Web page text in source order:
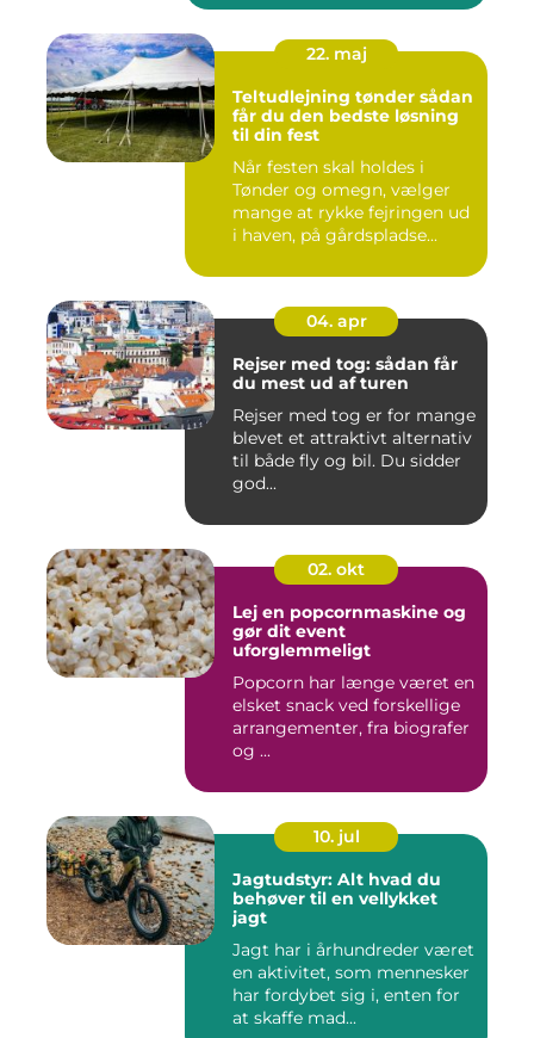
22. maj
Teltudlejning tønder sådan
får du den bedste løsning
til din fest
Når festen skal holdes i
Tønder og omegn, vælger
mange at rykke fejringen ud
i haven, på gårdspladse...
04. apr
Rejser med tog: sådan får
du mest ud af turen
Rejser med tog er for mange
blevet et attraktivt alternativ
til både fly og bil. Du sidder
god...
02. okt
Lej en popcornmaskine og
gør dit event
uforglemmeligt
Popcorn har længe været en
elsket snack ved forskellige
arrangementer, fra biografer
og ...
10. jul
Jagtudstyr: Alt hvad du
behøver til en vellykket
jagt
Jagt har i århundreder været
en aktivitet, som mennesker
har fordybet sig i, enten for
at skaffe mad...